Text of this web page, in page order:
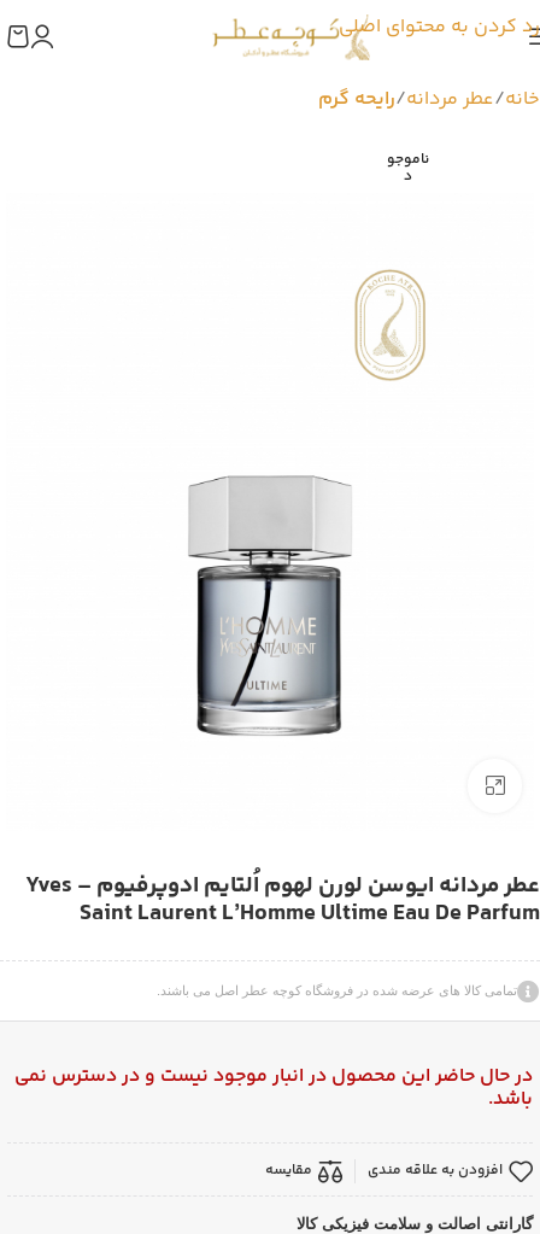
رد کردن به محتوای اصلی
خانه عطر مردانه رایحه گرم
ناموجو
د
عطر مردانه ایوسن لورن لهوم اُلتایم ادوپرفیوم – Yves
Saint Laurent L’Homme Ultime Eau De Parfum
تمامی کالا های عرضه شده در فروشگاه کوچه عطر اصل می باشند.
در حال حاضر این محصول در انبار موجود نیست و در دسترس نمی
باشد.
افزودن به علاقه مندی مقایسه
گارانتی اصالت و سلامت فیزیکی کالا